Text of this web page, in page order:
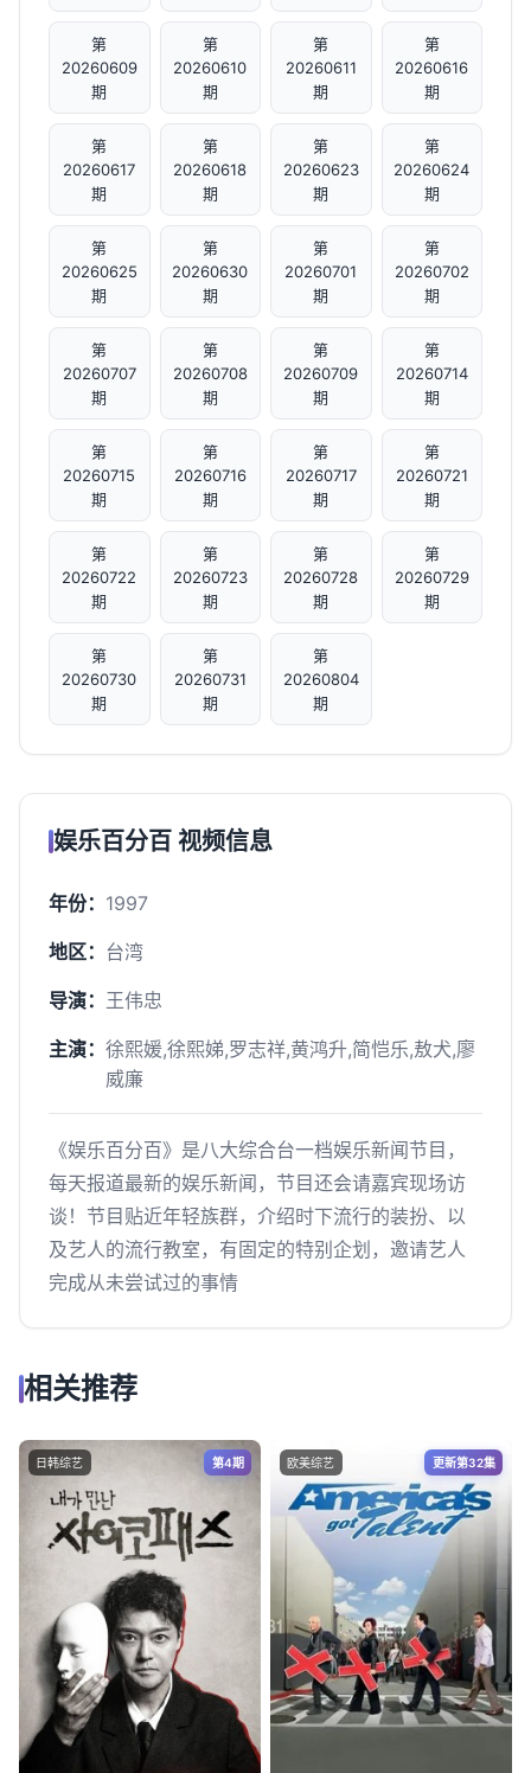
第
20260609
期
第
20260610
期
第
20260611
期
第
20260616
期
第
20260617
期
第
20260618
期
第
20260623
期
第
20260624
期
第
20260625
期
第
20260630
期
第
20260701
期
第
20260702
期
第
20260707
期
第
20260708
期
第
20260709
期
第
20260714
期
第
20260715
期
第
20260716
期
第
20260717
期
第
20260721
期
第
20260722
期
第
20260723
期
第
20260728
期
第
20260729
期
第
20260730
期
第
20260731
期
第
20260804
期
娱乐百分百 视频信息
年份： 1997
地区： 台湾
导演： 王伟忠
主演： 徐熙媛,徐熙娣,罗志祥,黄鸿升,简恺乐,敖犬,廖
威廉
《娱乐百分百》是八大综合台一档娱乐新闻节目，
每天报道最新的娱乐新闻，节目还会请嘉宾现场访
谈！节目贴近年轻族群，介绍时下流行的装扮、以
及艺人的流行教室，有固定的特别企划，邀请艺人
完成从未尝试过的事情
相关推荐
日韩综艺 第4期 欧美综艺 更新第32集